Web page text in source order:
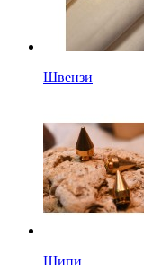
Швензи
Шипи